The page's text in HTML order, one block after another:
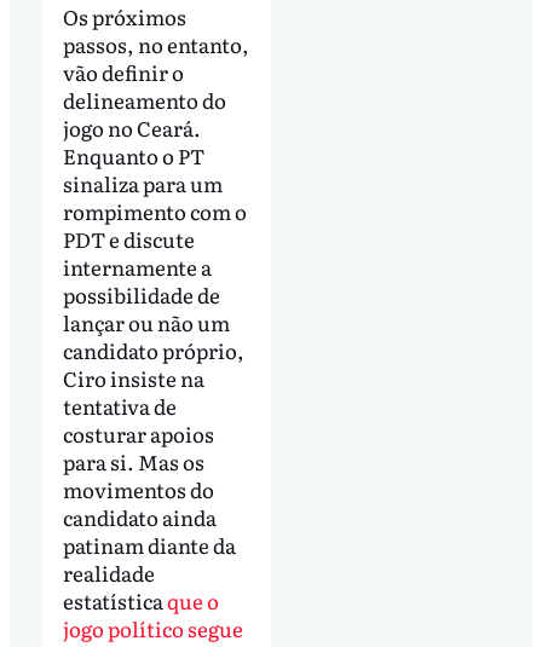
Os próximos
passos, no entanto,
vão definir o
delineamento do
jogo no Ceará.
Enquanto o PT
sinaliza para um
rompimento com o
PDT e discute
internamente a
possibilidade de
lançar ou não um
candidato próprio,
Ciro insiste na
tentativa de
costurar apoios
para si. Mas os
movimentos do
candidato ainda
patinam diante da
realidade
estatísticaque o
jogo político segue